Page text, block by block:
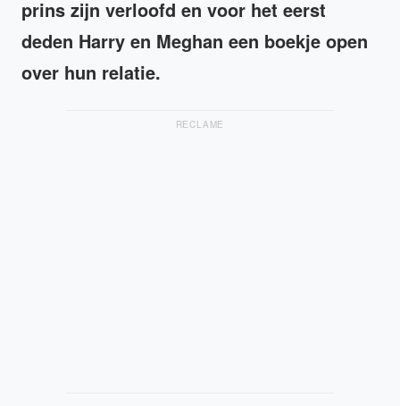
prins zijn verloofd en voor het eerst
deden Harry en Meghan een boekje open
over hun relatie.
RECLAME